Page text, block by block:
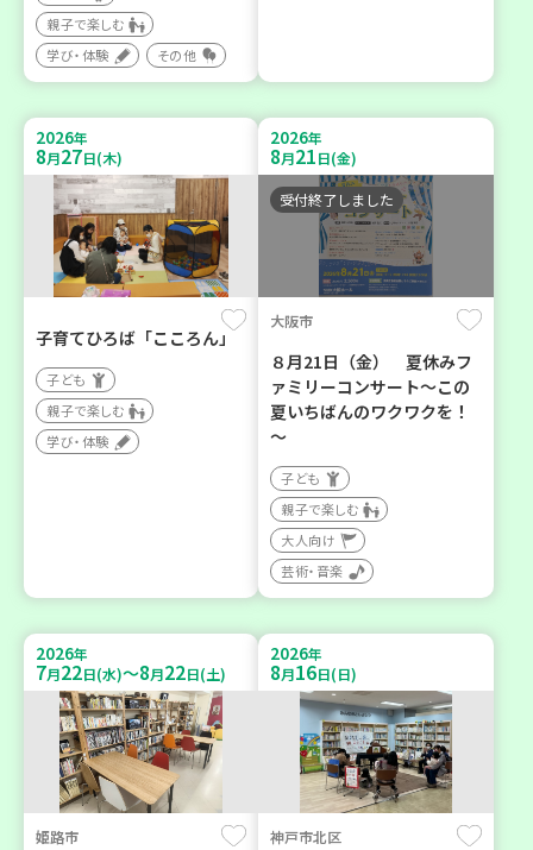
親子で楽しむ
学び・体験
その他
2026年
8月27日(木)
子育てひろば「こころん」
子ども
親子で楽しむ
学び・体験
2026年
8月21日(金)
受付終了しました
大阪市
８月21日（金） 夏休みフ
ァミリーコンサート～この
夏いちばんのワクワクを！
～
子ども
親子で楽しむ
大人向け
芸術・音楽
2026年
7月22日(水)～8月22日(土)
姫路市
2026年
8月16日(日)
神戸市北区